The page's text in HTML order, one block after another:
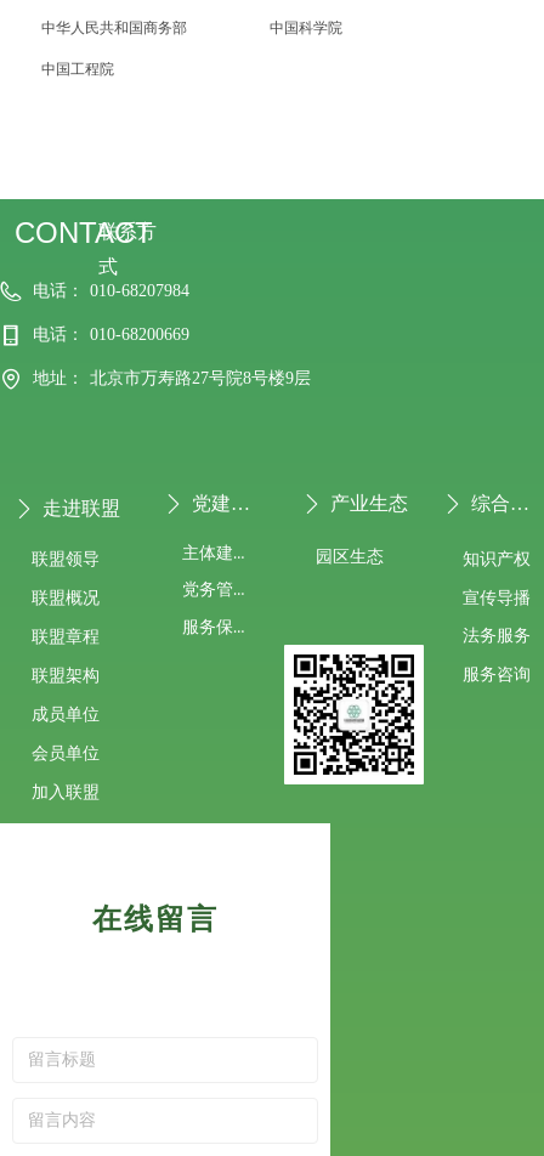
CONTACT
联系方
式
电话： 010-68207984
电话： 010-68200669
地址： 北京市万寿路27号院8号楼9层
在线留言
联盟领导
联盟概况
联盟章程
联盟架构
成员单位
会员单位
加入联盟
主体建设
党务管理
服务保障
园区生态 知识产权
宣传导播
法务服务
服务咨询
ꄲ 走进联盟 ꄲ 党建专栏 ꄲ 产业生态 ꄲ 综合服务
中华人民共和国商务部 中国科学院
中国工程院